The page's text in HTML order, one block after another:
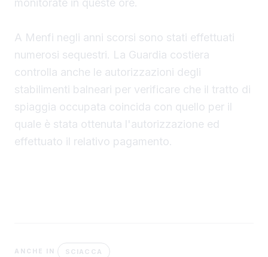
monitorate in queste ore.
A Menfi negli anni scorsi sono stati effettuati
numerosi sequestri. La Guardia costiera
controlla anche le autorizzazioni degli
stabilimenti balneari per verificare che il tratto di
spiaggia occupata coincida con quello per il
quale è stata ottenuta l'autorizzazione ed
effettuato il relativo pagamento.
ANCHE IN SCIACCA